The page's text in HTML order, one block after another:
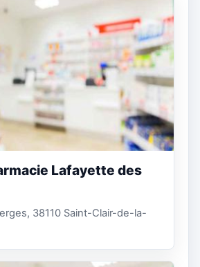
Lafayette des
38110 Saint-Clair-de-la-